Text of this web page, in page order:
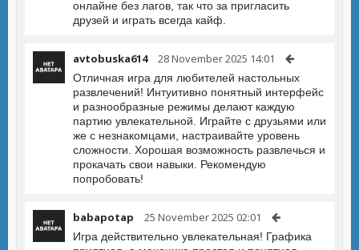
онлайне без лагов, так что за пригласить
друзей и играть всегда кайф.
avtobuska614 28 November 2025 14:01
Отличная игра для любителей настольных
развлечений! Интуитивно понятный интерфейс
и разнообразные режимы делают каждую
партию увлекательной. Играйте с друзьями или
же с незнакомцами, настраивайте уровень
сложности. Хорошая возможность развлечься и
прокачать свои навыки. Рекомендую
попробовать!
babapotap 25 November 2025 02:01
Игра действительно увлекательная! Графика